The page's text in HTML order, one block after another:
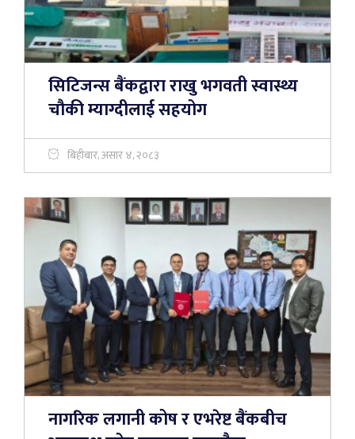
सिटिजन्स बैंकद्वारा राखु भगवती स्वास्थ्य
चौकी म्याग्दीलाई सहयोग
बिहीबार, असार ४, २०८३
नागरिक लगानी कोष र एभरेष्ट बैंकबीच